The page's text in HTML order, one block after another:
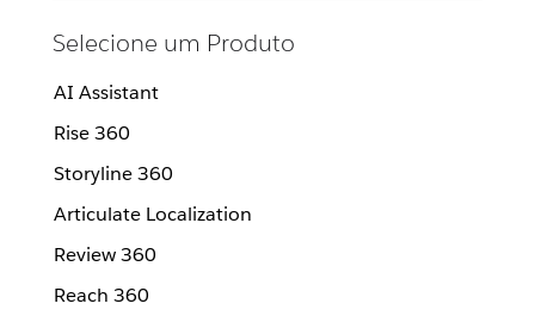
Selecione um Produto
AI Assistant
Rise 360
Storyline 360
Articulate Localization
Review 360
Reach 360